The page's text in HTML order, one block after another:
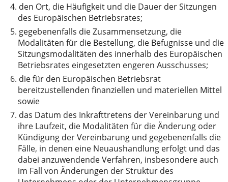
4. den Ort, die Häufigkeit und die Dauer der Sitzungen
des Europäischen Betriebsrates;
5. gegebenenfalls die Zusammensetzung, die
Modalitäten für die Bestellung, die Befugnisse und die
Sitzungsmodalitäten des innerhalb des Europäischen
Betriebsrates eingesetzten engeren Ausschusses;
6. die für den Europäischen Betriebsrat
bereitzustellenden finanziellen und materiellen Mittel
sowie
7. das Datum des Inkrafttretens der Vereinbarung und
ihre Laufzeit, die Modalitäten für die Änderung oder
Kündigung der Vereinbarung und gegebenenfalls die
Fälle, in denen eine Neuaushandlung erfolgt und das
dabei anzuwendende Verfahren, insbesondere auch
im Fall von Änderungen der Struktur des